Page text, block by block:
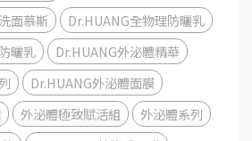
面慕斯
Dr.HUANG全物理防曬乳
曬乳
Dr.HUANG外泌體精華
Dr.HUANG外泌體面膜
外泌體極致賦活組
外泌體系列